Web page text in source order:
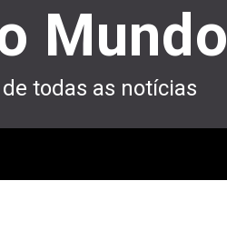
Mundo
todas as notícias